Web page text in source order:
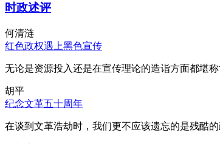
时政述评
何清涟
红色政权遇上黑色宣传
无论是资源投入还是在宣传理论的造诣方面都堪
胡平
纪念文革五十周年
在谈到文革浩劫时，我们更不应该遗忘的是残酷